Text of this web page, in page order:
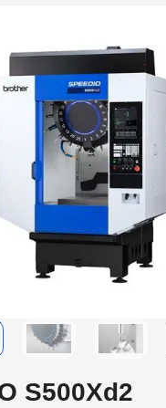
S500Xd2